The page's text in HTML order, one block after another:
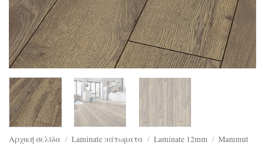
Αρχική σελίδα / Laminate πάτωματα / Laminate 12mm / Mammut